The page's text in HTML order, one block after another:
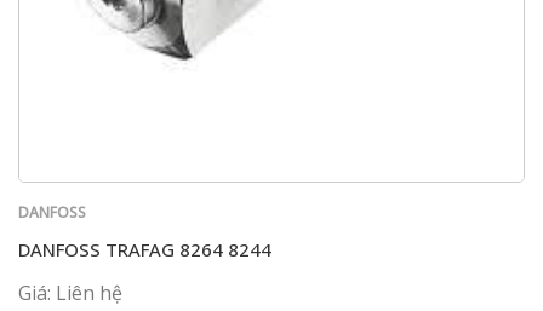
DANFOSS
DANFOSS TRAFAG 8264 8244
Giá: Liên hệ